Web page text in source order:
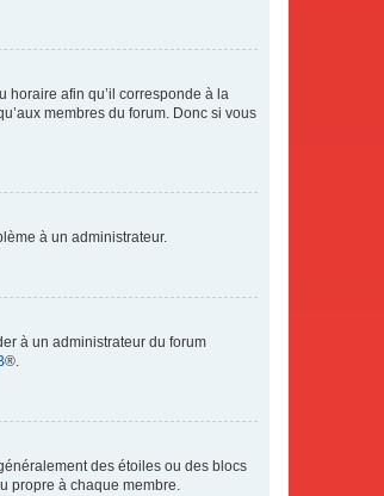
horaire afin qu’il corresponde à la
membres du forum. Donc si vous
à un administrateur.
à un administrateur du forum
®.
des étoiles ou des blocs
propre à chaque membre.